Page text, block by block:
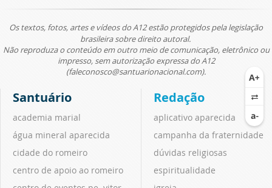
Os textos, fotos, artes e vídeos do A12 estão protegidos pela legislação
brasileira sobre direito autoral.
Não reproduza o conteúdo em outro meio de comunicação, eletrônico ou
impresso, sem autorização expressa do A12
(faleconosco@santuarionacional.com).
Santuário
academia marial
água mineral aparecida
cidade do romeiro
centro de apoio ao romeiro
Redação
aplicativo aparecida
campanha da fraternidade
dúvidas religiosas
espiritualidade